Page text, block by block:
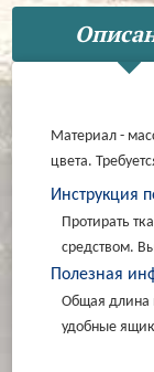
Материал -
цвета.
Инструкция
Протирать
средством.
Полезная
Общая длина
удобные